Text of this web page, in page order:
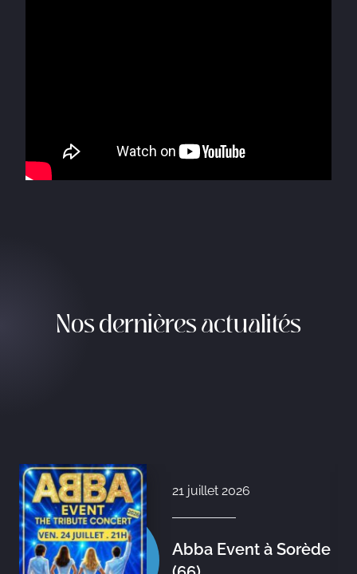
Nos dernières actualités
21 juillet 2026
Abba Event à Sorède